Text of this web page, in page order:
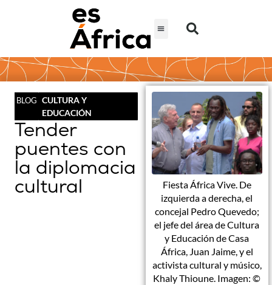
BLOG CULTURA Y
EDUCACIÓN
Tender
puentes con
la diplomacia
cultural
Fiesta África Vive. De
izquierda a derecha, el
concejal Pedro Quevedo;
el jefe del área de Cultura
y Educación de Casa
África, Juan Jaime, y el
activista cultural y músico,
Khaly Thioune. Imagen: ©